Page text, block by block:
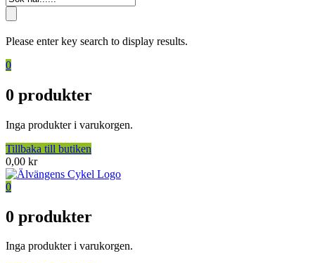
Please enter key search to display results.
0
0 produkter
Inga produkter i varukorgen.
Tillbaka till butiken
0,00 kr
0
0 produkter
Inga produkter i varukorgen.